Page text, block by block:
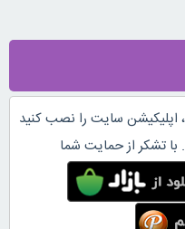
سایت را نصب کنید
با تشکر از حمایت شما